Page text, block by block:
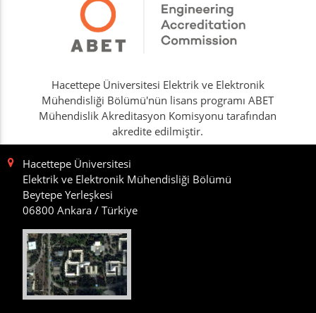
Hacettepe Üniversitesi Elektrik ve Elektronik
Mühendisliği Bölümü'nün lisans programı ABET
Mühendislik Akreditasyon Komisyonu tarafından
akredite edilmiştir.
Hacettepe Üniversitesi
Elektrik ve Elektronik Mühendisliği Bölümü
Beytepe Yerleşkesi
06800 Ankara / Türkiye